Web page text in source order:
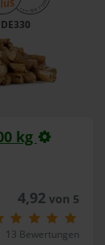
DE330
kg
4,92von 5
13 Bewertungen